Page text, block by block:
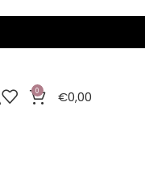
0 €0,00